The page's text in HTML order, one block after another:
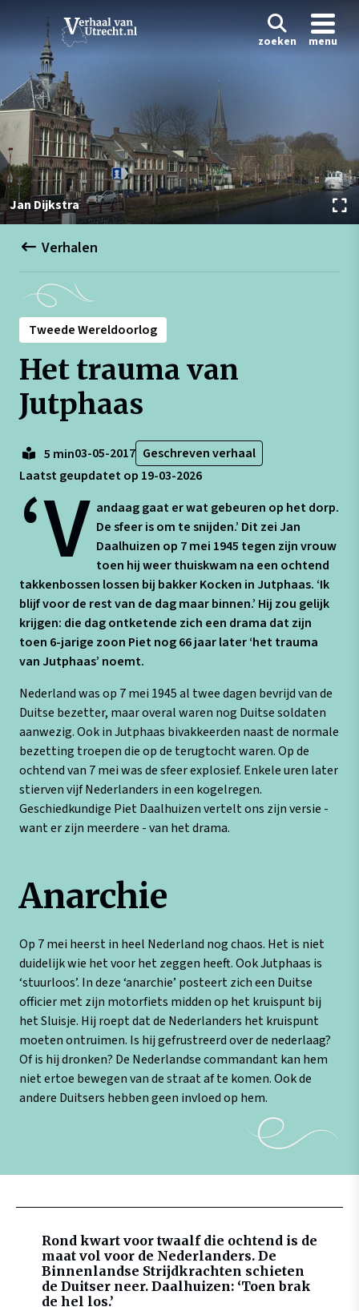
zoeken menu
Jan Dijkstra
Verhalen
Tweede Wereldoorlog
Het trauma van
Jutphaas
5 min03-05-2017 Geschreven verhaal
Laatst geupdatet op 19-03-2026
‘V andaag gaat er wat gebeuren op het dorp.
De sfeer is om te snijden.’ Dit zei Jan
Daalhuizen op 7 mei 1945 tegen zijn vrouw
toen hij weer thuiskwam na een ochtend
takkenbossen lossen bij bakker Kocken in Jutphaas. ‘Ik
blijf voor de rest van de dag maar binnen.’ Hij zou gelijk
krijgen: die dag ontketende zich een drama dat zijn
toen 6-jarige zoon Piet nog 66 jaar later ‘het trauma
van Jutphaas’ noemt.
Nederland was op 7 mei 1945 al twee dagen bevrijd van de
Duitse bezetter, maar overal waren nog Duitse soldaten
aanwezig. Ook in Jutphaas bivakkeerden naast de normale
bezetting troepen die op de terugtocht waren. Op de
ochtend van 7 mei was de sfeer explosief. Enkele uren later
stierven vijf Nederlanders in een kogelregen.
Geschiedkundige Piet Daalhuizen vertelt ons zijn versie -
want er zijn meerdere - van het drama.
Anarchie
Op 7 mei heerst in heel Nederland nog chaos. Het is niet
duidelijk wie het voor het zeggen heeft. Ook Jutphaas is
‘stuurloos’. In deze ‘anarchie’ posteert zich een Duitse
officier met zijn motorfiets midden op het kruispunt bij
het Sluisje. Hij roept dat de Nederlanders het kruispunt
moeten ontruimen. Is hij gefrustreerd over de nederlaag?
Of is hij dronken? De Nederlandse commandant kan hem
niet ertoe bewegen van de straat af te komen. Ook de
andere Duitsers hebben geen invloed op hem.
Rond kwart voor twaalf die ochtend is de
maat vol voor de Nederlanders. De
Binnenlandse Strijdkrachten schieten
de Duitser neer. Daalhuizen: ‘Toen brak
de hel los.’